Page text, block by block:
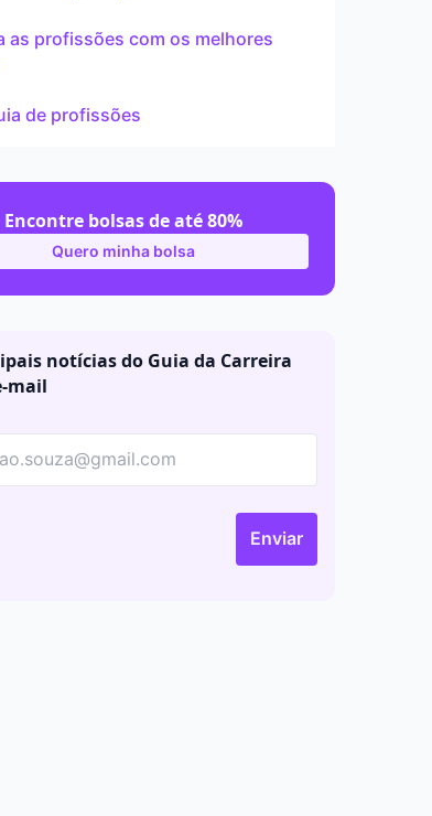
as profissões com os melhores
de profissões
Encontre bolsas de até 80%
Quero minha bolsa
notícias do Guia da Carreira
mail
Enviar